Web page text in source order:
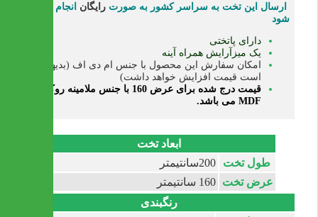
ارسال این تخت به سراسر کشور به صورت رایگان انجام می
شود
دارای پاتختی
یک میزآرایش همراه آینه
امکان سفارش این محصول با جنس ام دی اف (بدیهی
است قیمت افزایش خواهد داشت)
قیمت درج شده برای عرض 160 با جنس ملامینه روکش
MDF می باشد.
ابعاد تخت
طول تخت
200سانتیمتر
عرض تخت
160 سانتیمتر
رنگبندی